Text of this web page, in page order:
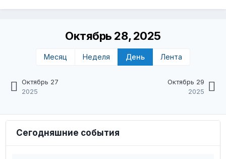
Октябрь 27
2025
Октябрь 28, 2025
Месяц Неделя День Лента
Октябрь 29
2025
Сегодняшние события